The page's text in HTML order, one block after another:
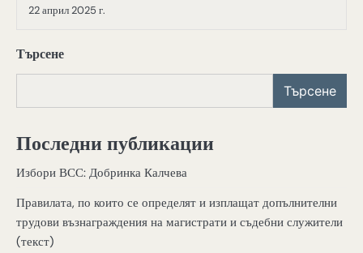
22 април 2025 г.
Търсене
Търсене
Последни публикации
Избори ВСС: Добринка Калчева
Правилата, по които се определят и изплащат допълнителни
трудови възнаграждения на магистрати и съдебни служители
(текст)